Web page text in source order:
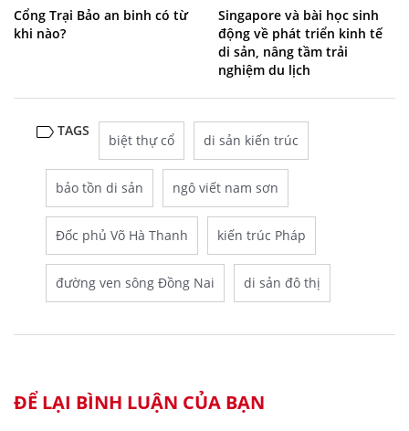
Cổng Trại Bảo an binh có từ
khi nào?
Singapore và bài học sinh
động về phát triển kinh tế
di sản, nâng tầm trải
nghiệm du lịch
TAGS
biệt thự cổ di sản kiến trúc
bảo tồn di sản ngô viết nam sơn
Đốc phủ Võ Hà Thanh kiến trúc Pháp
đường ven sông Đồng Nai di sản đô thị
ĐỂ LẠI BÌNH LUẬN CỦA BẠN